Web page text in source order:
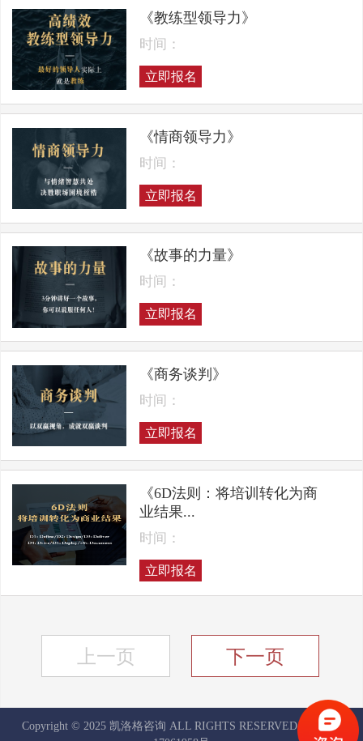
《教练型领导力》
时间：
立即报名
《情商领导力》
时间：
立即报名
《故事的力量》
时间：
立即报名
《商务谈判》
时间：
立即报名
《6D法则：将培训转化为商
业结果...
时间：
立即报名
上一页 下一页
Copyright © 2025 凯洛格咨询 ALL RIGHTS RESERVED
京ICP备